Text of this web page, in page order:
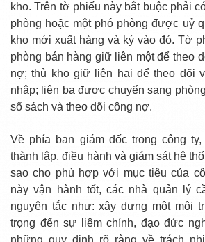
kho. Trên tờ phiếu này bắt buộc phải
phòng hoặc một phó phòng được uỷ
kho mới xuất hàng và ký vào đó. Tờ
phòng bán hàng giữ liên một để theo
nợ; thủ kho giữ liên hai để theo dõi
nhập; liên ba được chuyển sang
sổ sách và theo dõi công nợ.
Về phía ban giám đốc trong công
thành lập, điều hành và giám sát hệ
sao cho phù hợp với mục tiêu của
này vận hành tốt, các nhà quản lý
nguyên tắc như: xây dựng một môi
trọng đến sự liêm chính, đạo đức